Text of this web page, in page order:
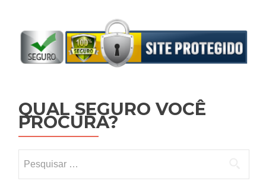
QUAL SEGURO VOCÊ
PROCURA?